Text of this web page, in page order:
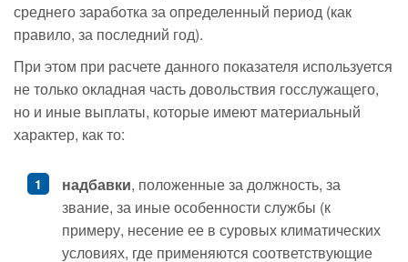
среднего заработка за определенный период (как
правило, за последний год).
При этом при расчете данного показателя используется
не только окладная часть довольствия госслужащего,
но и иные выплаты, которые имеют материальный
характер, как то:
надбавки, положенные за должность, за
звание, за иные особенности службы (к
примеру, несение ее в суровых климатических
условиях, где применяются соответствующие